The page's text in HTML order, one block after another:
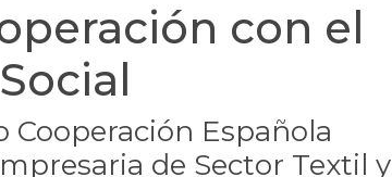
con el
Cooperación Española
de Sector Textil y